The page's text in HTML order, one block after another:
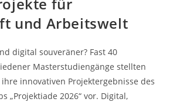
und Arbeitswelt
digital souveräner? Fast 40
Masterstudiengänge stellten
innovativen Projektergebnisse des
„Projektiade 2026“ vor. Digital,